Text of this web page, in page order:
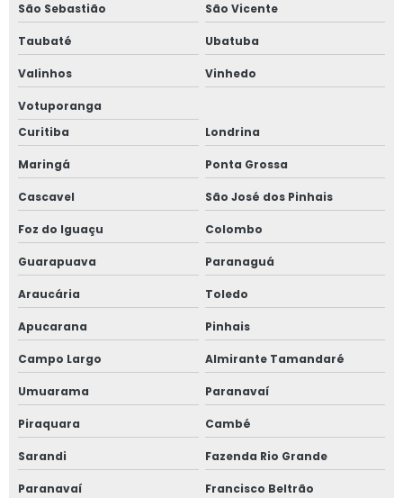
Projetos de segurança com amônia
Projetos de spda
Projetos de spda preço
Projetos elétricos
Projetos elétricos de baixa tensão
Projetos elétricos em campo grande
Projetos elétricos industriais
Projetos linha de vida preço
Projetos spda campo grande
Projetos spda mato grosso do sul
Quanto custa um projeto de combate a incêndio
São Sebastião São Vicente
Taubaté Ubatuba
Valinhos Vinhedo
Votuporanga
Curitiba
Londrina
Maringá Ponta Grossa
Cascavel São José dos Pinhais
Foz do Iguaçu Colombo
Guarapuava Paranaguá
Araucária Toledo
Apucarana Pinhais
Campo Largo Almirante Tamandaré
Umuarama Paranavaí
Piraquara Cambé
Sarandi Fazenda Rio Grande
Paranavaí Francisco Beltrão